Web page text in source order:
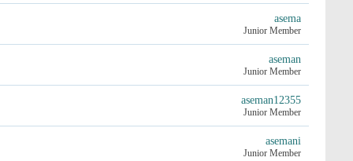
asema
Junior Member
aseman
Junior Member
aseman12355
Junior Member
asemani
Junior Member